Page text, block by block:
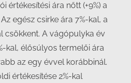
értékesítési ára nőtt (+9%) a
egész csirke ára 7%-kal, a
csökkent. A vágópulyka év
kal, élősúlyos termelői ára
az egy évvel korábbinál.
értékesítése 2%-kal